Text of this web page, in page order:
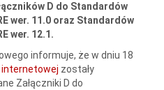
D do Standardów
wer. 11.0 oraz Standardów
wer. 12.1.
informuje, że w dniu 18
zostały
Załączniki D do